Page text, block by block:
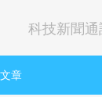
科技新聞通
文章